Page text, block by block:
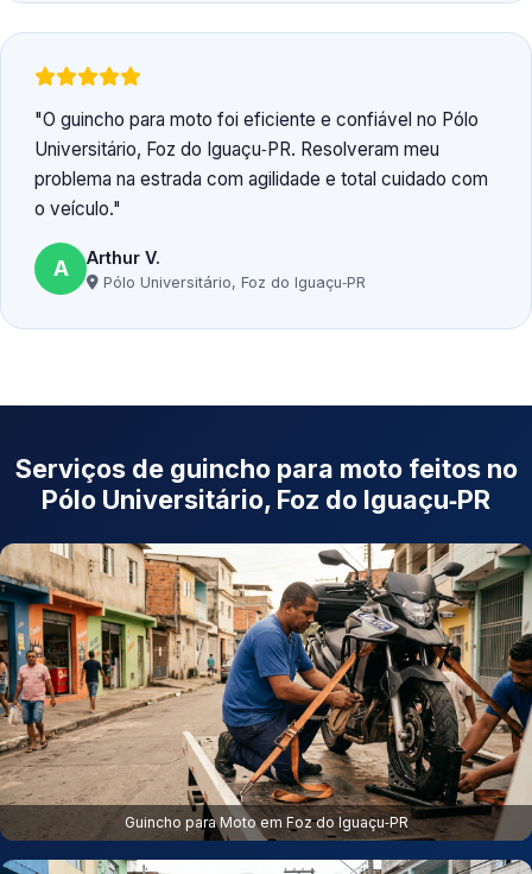
O guincho para moto foi eficiente e confiável no Pólo
Universitário, Foz do Iguaçu‑PR. Resolveram meu
problema na estrada com agilidade e total cuidado com
o veículo.
A Arthur V.
Pólo Universitário, Foz do Iguaçu‑PR
Serviços de guincho para moto feitos no
Pólo Universitário, Foz do Iguaçu‑PR
Guincho para Moto em Foz do Iguaçu‑PR